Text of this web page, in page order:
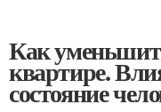
Как
квартире.
состояние